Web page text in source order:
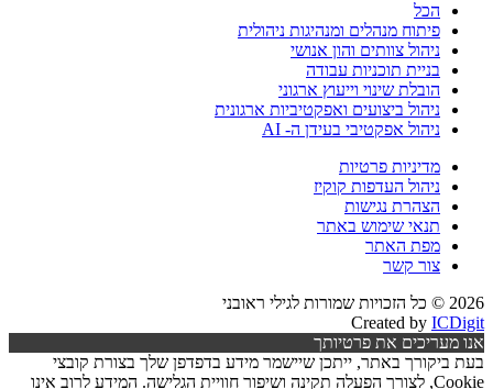
הכל
פיתוח מנהלים ומנהיגות ניהולית
ניהול צוותים והון אנושי
בניית תוכניות עבודה
הובלת שינוי וייעוץ ארגוני
ניהול ביצועים ואפקטיביות ארגונית
ניהול אפקטיבי בעידן ה- AI
מדיניות פרטיות
ניהול העדפות קוקיז
הצהרת נגישות
תנאי שימוש באתר
מפת האתר
צור קשר
2026 © כל הזכויות שמורות לגילי ראובני
Created by ICDigit
אנו מעריכים את פרטיותך
בעת ביקורך באתר, ייתכן שיישמר מידע בדפדפן שלך בצורת קובצי
Cookie, לצורך הפעלה תקינה ושיפור חוויית הגלישה. המידע לרוב אינו